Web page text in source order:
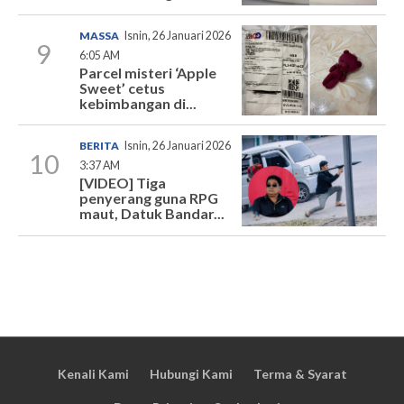
9
MASSA Isnin, 26 Januari 2026
6:05 AM
Parcel misteri ‘Apple
Sweet’ cetus
kebimbangan di...
10
BERITA
Isnin, 26 Januari 2026
3:37 AM
[VIDEO] Tiga
penyerang guna RPG
maut, Datuk Bandar...
Kenali Kami Hubungi Kami Terma & Syarat